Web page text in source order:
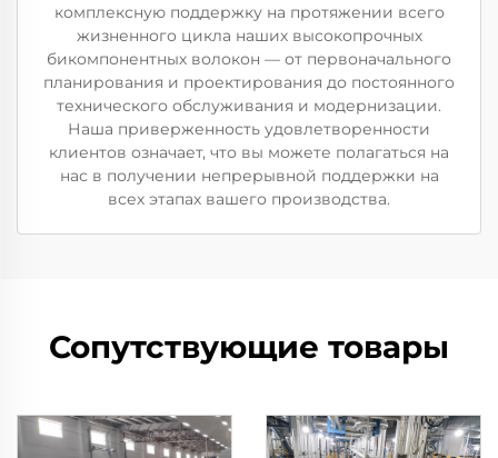
комплексную поддержку на протяжении всего
жизненного цикла наших высокопрочных
бикомпонентных волокон — от первоначального
планирования и проектирования до постоянного
технического обслуживания и модернизации.
Наша приверженность удовлетворенности
клиентов означает, что вы можете полагаться на
нас в получении непрерывной поддержки на
всех этапах вашего производства.
Сопутствующие товары